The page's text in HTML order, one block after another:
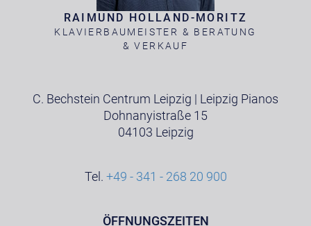
RAIMUND HOLLAND-MORITZ
KLAVIERBAUMEISTER & BERATUNG
& VERKAUF
C. Bechstein Centrum Leipzig | Leipzig Pianos
Dohnanyistraße 15
04103 Leipzig
Tel. +49 - 341 - 268 20 900
ÖFFNUNGSZEITEN